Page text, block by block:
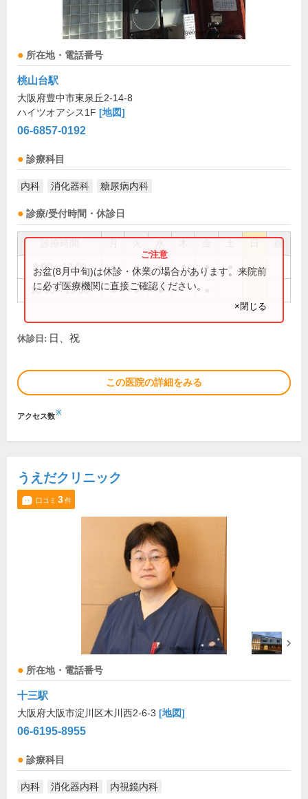
所在地・電話番号
桃山台駅
大阪府豊中市東泉丘2-14-8
ハイツオアシス1F [地図]
06-6857-0192
診療科目
内科 消化器科 糖尿病内科
診療/受付時間・休診日
祝
9:00～12:00 ● ● ● ● ●
16:00～19:00 ● ● ●
お盆(8月中旬)は休診・休業の場合があります。来院前
に必ず医療機関に直接ご確認ください。
×閉じる
休診日: 日、祝
この医院の詳細をみる
アクセス数※
うえだクリニック
口コミ 3件
所在地・電話番号
十三駅
大阪府大阪市淀川区木川西2-6-3 [地図]
06-6195-8955
診療科目
内科 消化器内科 内視鏡内科